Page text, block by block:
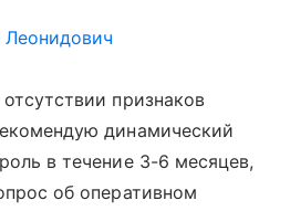
Леонидович
признаков
динамический
в течение 3-6 месяцев,
об оперативном